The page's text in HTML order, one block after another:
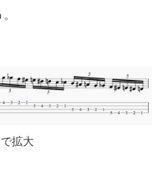
拡大